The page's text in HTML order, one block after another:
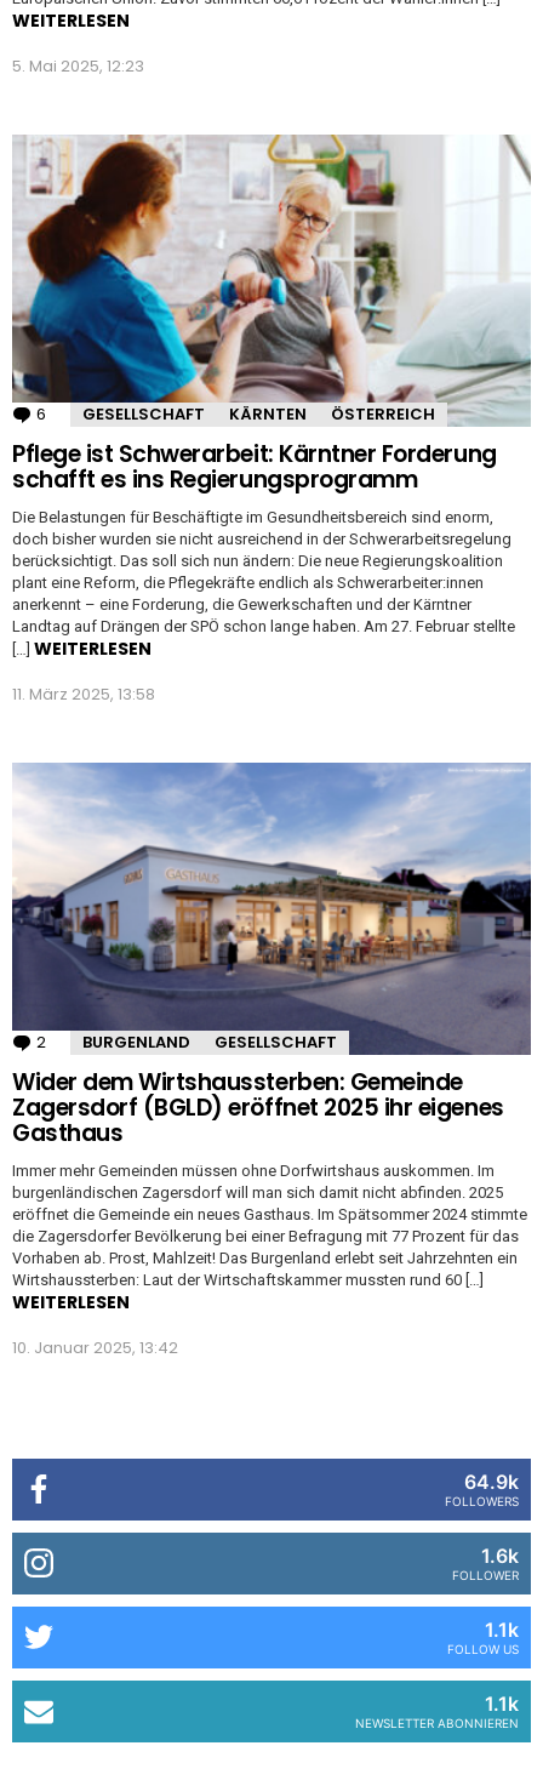
WEITERLESEN
5. Mai 2025, 12:23
6 Kommentare
GESELLSCHAFT KÄRNTEN ÖSTERREICH
Pflege ist Schwerarbeit: Kärntner Forderung
schafft es ins Regierungsprogramm
Die Belastungen für Beschäftigte im Gesundheitsbereich sind enorm,
doch bisher wurden sie nicht ausreichend in der Schwerarbeitsregelung
berücksichtigt. Das soll sich nun ändern: Die neue Regierungskoalition
plant eine Reform, die Pflegekräfte endlich als Schwerarbeiter:innen
anerkennt – eine Forderung, die Gewerkschaften und der Kärntner
Landtag auf Drängen der SPÖ schon lange haben. Am 27. Februar stellte
[…] WEITERLESEN
11. März 2025, 13:58
2 Kommentare
BURGENLAND GESELLSCHAFT
Wider dem Wirtshaussterben: Gemeinde
Zagersdorf (BGLD) eröffnet 2025 ihr eigenes
Gasthaus
Immer mehr Gemeinden müssen ohne Dorfwirtshaus auskommen. Im
burgenländischen Zagersdorf will man sich damit nicht abfinden. 2025
eröffnet die Gemeinde ein neues Gasthaus. Im Spätsommer 2024 stimmte
die Zagersdorfer Bevölkerung bei einer Befragung mit 77 Prozent für das
Vorhaben ab. Prost, Mahlzeit! Das Burgenland erlebt seit Jahrzehnten ein
Wirtshaussterben: Laut der Wirtschaftskammer mussten rund 60 […]
WEITERLESEN
10. Januar 2025, 13:42
64.9k
FOLLOWERS
1.6k
FOLLOWER
1.1k
FOLLOW US
1.1k
NEWSLETTER ABONNIEREN